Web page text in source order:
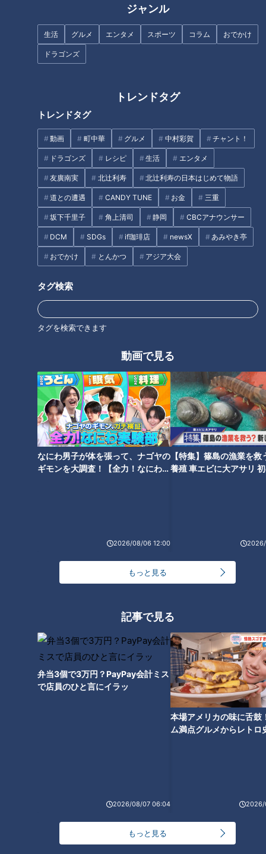
ジャンル
生活 グルメ エンタメ スポーツ コラム おでかけ
ドラゴンズ
トレンドタグ
トレンドタグ
動画 町中華 グルメ 中村彩賀 チャント！
ドラゴンズ レシピ 生活 エンタメ
友廣南実 北辻利寿 北辻利寿の日本はじめて物語
道との遭遇 CANDY TUNE お金 三重
坂下千里子 角上清司 静岡 CBCアナウンサー
DCM SDGs if珈琲店 newsX あみやき亭
おでかけ とんかつ アジア大会
タグ検索
タグを検索できます
動画で見る
なにわ男子が体を張って、ナゴヤの
ギモンを大調査！【全力！なにわ実
2026/08/06 12:00
【特集】篠島の漁業を救
養殖 車エビに大アサリ
もっと見る
記事で見る
弁当3個で3万円？PayPay会計ミス
で店員のひと言にイラッ
2026/08/07 06:04
本場アメリカの味に舌鼓
ム満点グルメからレトロ
2026/
もっと見る
の裏側に潜入！【道との遭遇】
イブインに特別許可を得て潜入
【設楽】建設中の橋の中に潜入
廃キャバレーと廃浴場に特別潜
入！“東海一の歓楽街”と呼ばれ
た「柳ヶ瀬」の歴史を紐解く旅
れ家すぎる名店を紹介！【花咲
かタイムズ】
名古屋高速
番組紹介
道との遭遇
「道との遭遇」動画
ホームページ
最新話の見逃し配信はこちら
オススメ関連コンテンツ